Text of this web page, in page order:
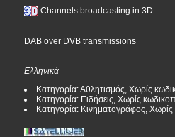
Channels broadcasting in 3D
DAB over DVB transmissions
Ελληνικά
Κατηγορία: Αθλητισμός, Χωρίς
Κατηγορία: Ειδήσεις, Χωρίς
Κατηγορία: Κινηματογράφος,